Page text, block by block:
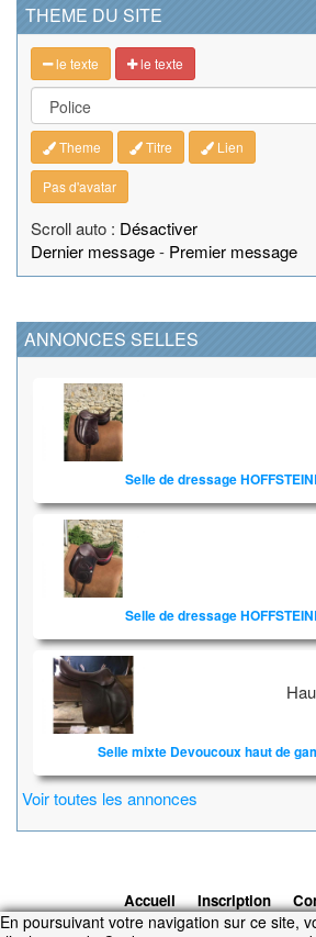
THEME DU SITE
le texte le texte
Theme Titre Lien
Pas d'avatar
Scroll auto : Désactiver
Dernier message- Premier message
ANNONCES SELLES
Selle de dressage
Selle de dressage
Selle mixte Devoucoux haut de
Voir toutes les annonces
Accueil Inscription
d'utilisation
Contacts © 2026
En poursuivant votre navigation sur ce site,